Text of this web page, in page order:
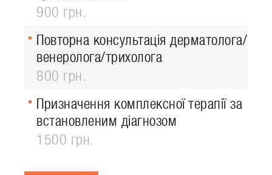
900 грн.
Повторна консультація дерматолога/
венеролога/трихолога
800 грн.
Призначення комплексної терапії за
встановленим діагнозом
1500 грн.